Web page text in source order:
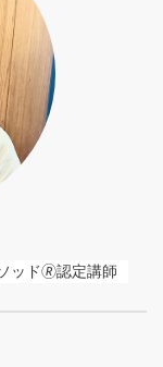
ッド🄬認定講師